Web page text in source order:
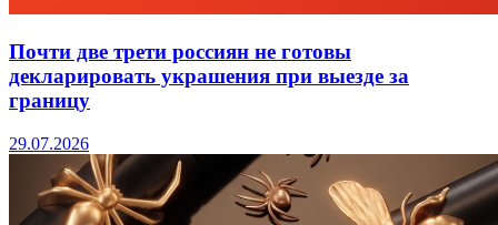
Почти две трети россиян не готовы
декларировать украшения при выезде за
границу
29.07.2026